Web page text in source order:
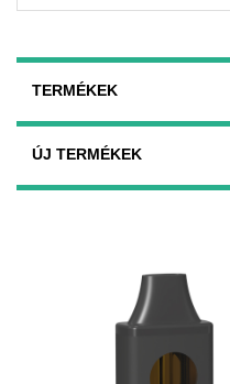
TERMÉKEK
ÚJ TERMÉKEK